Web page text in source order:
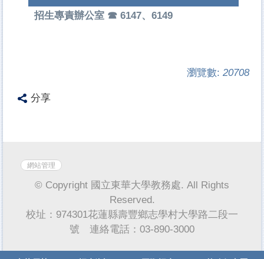
招生專責辦公室 ☎ 6147、6149
瀏覽數: 20708
分享
網站管理
© Copyright 國立東華大學教務處. All Rights
Reserved.
校址：974301花蓮縣壽豐鄉志學村大學路二段一
號 連絡電話：03-890-3000